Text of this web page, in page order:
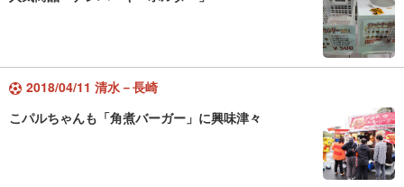
2018/04/11 清水－長崎
こパルちゃんも「角煮バーガー」に興味津々